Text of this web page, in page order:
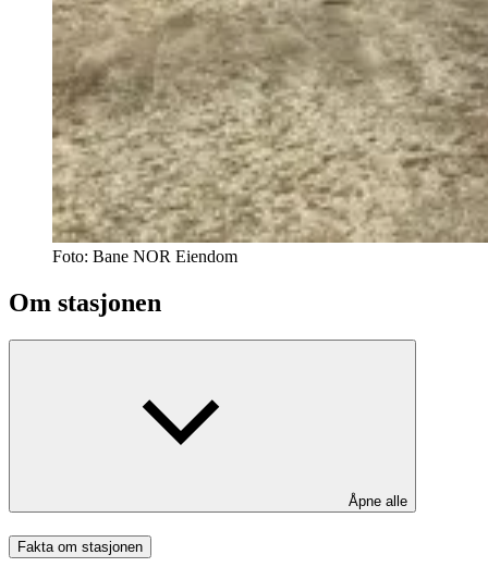
Foto: Bane NOR Eiendom
Om stasjonen
Åpne alle
Fakta om stasjonen